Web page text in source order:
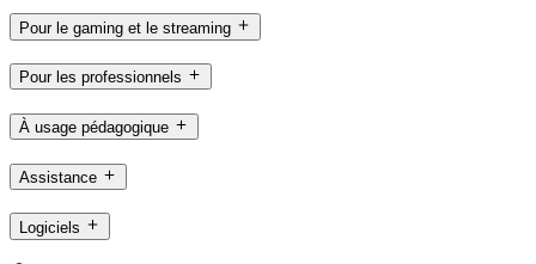
Pour le gaming et le streaming
Pour les professionnels
À usage pédagogique
Assistance
Logiciels